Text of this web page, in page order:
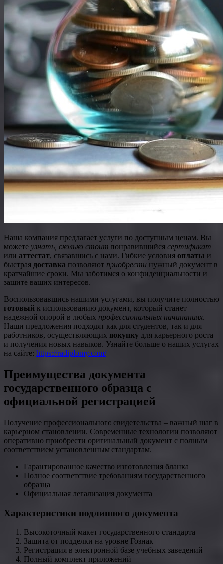
Наша компания предлагает услуги по доступным ценам. Вы
можете узнать, сколько стоит понравившийся сертификат
или аттестат, связавшись с нами. Гибкие условия оплаты и
быстрая доставка позволяют приобрести нужный документ в
кратчайшие сроки. Мы заботимся о конфиденциальности и
защите ваших интересов.
Воспользовавшись нашими услугами, вы получите полностью
готовый к использованию документ, который станет
надежной опорой в любых профессиональных начинаниях.
Наши предложения подходят как для студентов, так и для
работников, осуществляющих покупку для карьерного роста
и получения новых навыков. Узнайте больше о наших услугах
на сайте: https://radiplomy.com/
Преимущества документа
государственного образца с
официальной регистрацией
Получение профессионального свидетельства – важный шаг в
карьерном становлении. Современные технологии позволяют
оперативно приобрести оригинальный документ с полным
соответствием установленным стандартам.
Гарантированное качество изготовления бланка
Полное соответствие требованиям государственного
образца
Официальная легализация документа
Характеристики подлинного документа
Высокоточный макет государственного стандарта
Защита от подделки на уровне Гознак
Регистрация в электронной базе учебных заведений
Полный комплект приложений